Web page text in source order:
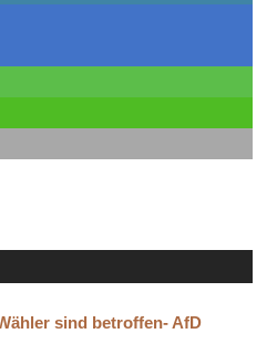
sind betroffen- AfD